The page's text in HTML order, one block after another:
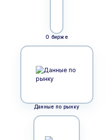
О бирже
Данные по рынку